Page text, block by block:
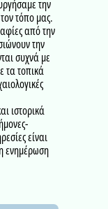
την
τόπο μας.
από την
την
συχνά με
τα τοπικά
ιστορικά
είναι
ενημέρωση